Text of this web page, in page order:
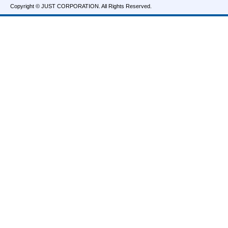
Copyright © JUST CORPORATION. All Rights Reserved.